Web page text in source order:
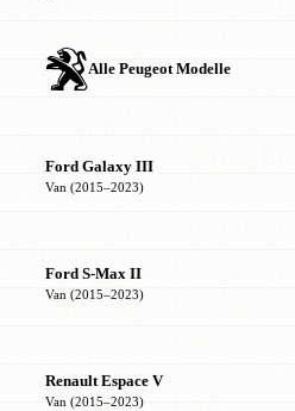
Alle Peugeot Modelle
Ford Galaxy III
Van (2015–2023)
Ford S-Max II
Van (2015–2023)
Renault Espace V
Van (2015–2023)